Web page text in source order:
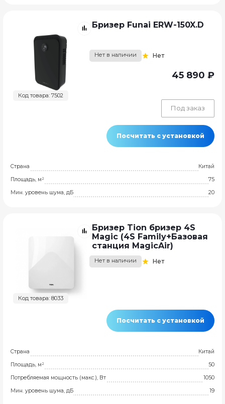
Код товара: 7502
Бризер Funai ERW-150X.D
Нет в наличии Нет
45 890 ₽
Под заказ
Посчитать с установкой
Страна
Китай
Площадь, м²
75
Мин. уровень шума, дБ
20
Код товара: 8033
Бризер Tion бризер 4S
Magic (4S Family+Базовая
станция MagicAir)
Нет в наличии Нет
Посчитать с установкой
Страна
Китай
Площадь, м²
50
Потребляемая мощность (макс.), Вт
1050
Мин. уровень шума, дБ
19